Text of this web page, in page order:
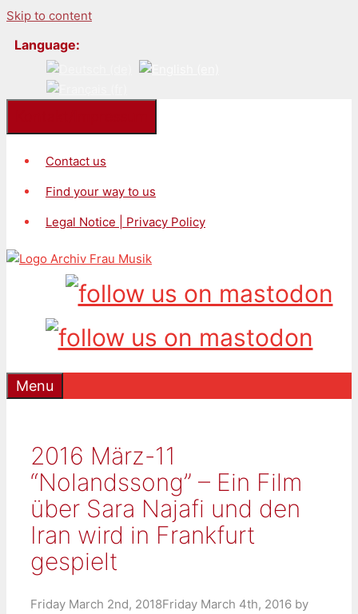
Skip to content
Language:
Contact us
Find your way to us
Legal Notice | Privacy Policy
Menu
2016 März-11
“Nolandssong” – Ein Film
über Sara Najafi und den
Iran wird in Frankfurt
gespielt
Friday March 2nd, 2018Friday March 4th, 2016 by